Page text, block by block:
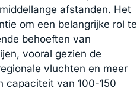
afstanden. Het
om een belangrijke rol te
behoeften van
vooral gezien de
vluchten en meer
capaciteit van 100-150